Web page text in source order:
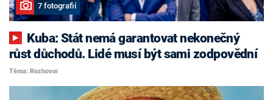
7 fotografií
růst důchodů. Lidé musí být sami zodpovědní
Téma: Rozhovor